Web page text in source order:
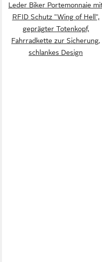
Leder Biker Portemonnaie
RFID Schutz "Wing of Hell",
geprägter Totenkopf,
Fahrradkette zur Sicherung,
schlankes Design